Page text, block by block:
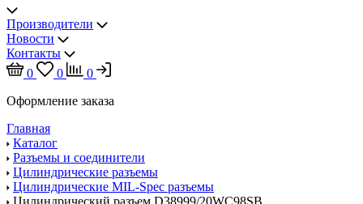
Производители
Новости
Контакты
0
0
0
Оформление заказа
Главная
Каталог
Разъемы и соединители
Цилиндрические разъемы
Цилиндрические MIL-Spec разъемы
Цилиндрический разъем D38999/20WC98SB